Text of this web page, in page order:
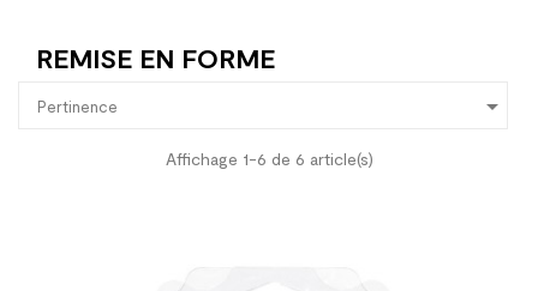
REMISE EN FORME
Pertinence 
Affichage 1-6 de 6 article(s)